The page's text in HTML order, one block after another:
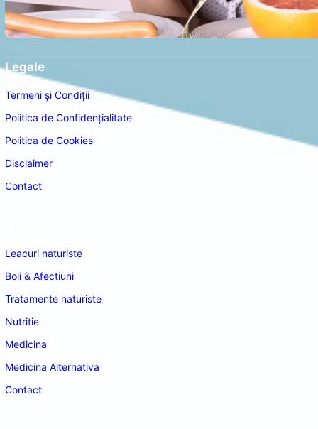
Legale
Termeni și Condiții
Politica de Confidențialitate
Politica de Cookies
Disclaimer
Contact
Leacuri naturiste
Boli & Afectiuni
Tratamente naturiste
Nutritie
Medicina
Medicina Alternativa
Contact